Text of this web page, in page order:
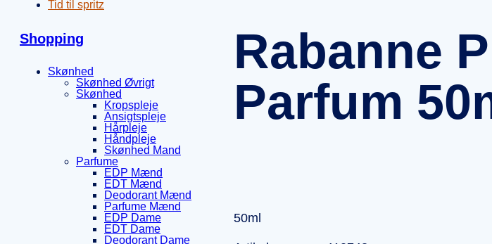
Tid til spritz
Shopping
Skønhed
Skønhed Øvrigt
Skønhed
Kropspleje
Ansigtspleje
Hårpleje
Håndpleje
Skønhed Mand
Parfume
EDP Mænd
EDT Mænd
Deodorant Mænd
Parfume Mænd
EDP Dame
EDT Dame
Deodorant Dame
Rabanne
Parfum
50ml